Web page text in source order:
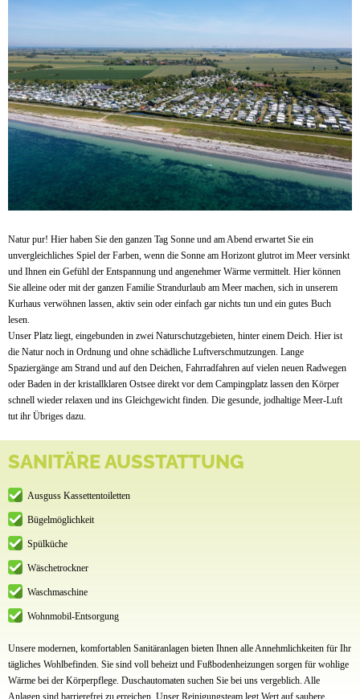
Natur pur! Hier haben Sie den ganzen Tag Sonne und am Abend erwartet Sie ein
unvergleichliches Spiel der Farben, wenn die Sonne am Horizont glutrot im Meer versinkt
und Ihnen ein Gefühl der Entspannung und angenehmer Wärme vermittelt. Hier können
Sie alleine oder mit der ganzen Familie Strandurlaub am Meer machen, sich in unserem
Kurhaus verwöhnen lassen, aktiv sein oder einfach gar nichts tun und ein gutes Buch
lesen.
Unser Platz liegt, eingebunden in zwei Naturschutzgebieten, hinter einem Deich. Hier ist
die Natur noch in Ordnung und ohne schädliche Luftverschmutzungen. Lange
Spaziergänge am Strand und auf den Deichen, Fahrradfahren auf vielen neuen Radwegen
oder Baden in der kristallklaren Ostsee direkt vor dem Campingplatz lassen den Körper
schnell wieder relaxen und ins Gleichgewicht finden. Die gesunde, jodhaltige Meer-Luft
tut ihr Übriges dazu.
SANITÄRE AUSSTATTUNG
Ausguss Kassettentoiletten
Bügelmöglichkeit
Spülküche
Wäschetrockner
Waschmaschine
Wohnmobil-Entsorgung
Unsere modernen, komfortablen Sanitäranlagen bieten Ihnen alle Annehmlichkeiten für Ihr
tägliches Wohlbefinden. Sie sind voll beheizt und Fußbodenheizungen sorgen für wohlige
Wärme bei der Körperpflege. Duschautomaten suchen Sie bei uns vergeblich. Alle
Anlagen sind barrierefrei zu erreichen. Unser Reinigungsteam legt Wert auf saubere,